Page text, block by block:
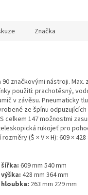
Značka
90 značkovými nástroji.
použití: prachotěsný,
v závěsu. Pneumaticky
ze špínu
celkem 147 možnostmi
rukojeť pro
(Š × V × H): 609 ×
609 mm 540 mm
428 mm 364 mm
263 mm 229 mm